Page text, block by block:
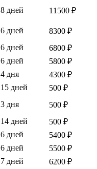
8 дней
11500 ₽
6 дней
8300 ₽
6 дней
6800 ₽
6 дней
5800 ₽
4 дня
4300 ₽
15 дней
500 ₽
3 дня
500 ₽
14 дней
500 ₽
6 дней
5400 ₽
6 дней
5500 ₽
7 дней
6200 ₽